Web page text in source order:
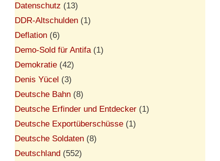
Datenschutz (13)
DDR-Altschulden (1)
Deflation (6)
Demo-Sold für Antifa(1)
Demokratie (42)
Denis Yücel (3)
Deutsche Bahn (8)
Deutsche Erfinder und Entdecker (1)
Deutsche Exportüberschüsse (1)
Deutsche Soldaten (8)
Deutschland (552)